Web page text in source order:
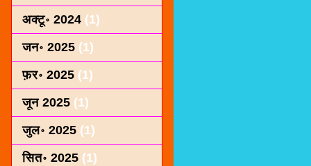
अक्टू॰ 2024 (1)
जन॰ 2025 (1)
फ़र॰ 2025 (1)
जून 2025 (1)
जुल॰ 2025 (1)
सित॰ 2025 (1)